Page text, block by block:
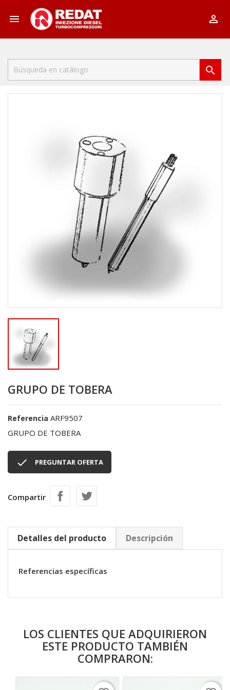
 

GRUPO DE TOBERA
Referencia ARF9507
GRUPO DE TOBERA
 PREGUNTAR OFERTA
Compartir
Detalles del producto Descripción
Referencias específicas
LOS CLIENTES QUE ADQUIRIERON
ESTE PRODUCTO TAMBIÉN
COMPRARON: